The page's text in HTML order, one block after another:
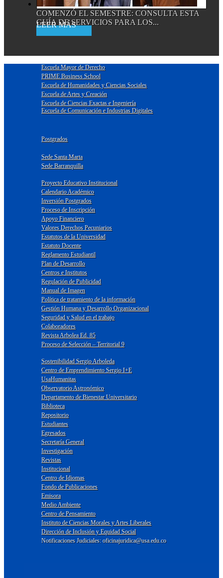
COMENZÓ EL SEMESTRE: CONSULTA ESTA
GUÍA DE SERVICIOS PARA LOS...
Escuela Mayor de Derecho
PRIME Business School
Escuela de Humanidades y Ciencias Sociales
Escuela de Artes y Creación
Escuela de Ciencias Exactas e Ingeniería
Escuela de Comunicación e Industrias Digitales
Postgrados
Sede Santa Marta
Sede Barranquilla
Proyecto Educativo Institucional
Calendario Académico
Inversión Postgrados
Proceso de Inscripción
Apoyo Financiero
Valores Derechos Pecuniarios
Estatutos de la Universidad
Estatuto Docente
Reglamento Estudiantil
Plan de Desarrollo
Centros e Institutos
Regulación de Publicidad
Manual de Imagen
Política de tratamiento de la información
Gestión Humana y Desarrollo Organizacional
Seguridad y Salud en el trabajo
Colaboradores
Revista Arbolea Ed. 85
Proceso de Selección – Territorial 9
Sostenibilidad Sergio Arboleda
Centro de Emprendimiento Sergio I+E
UsaHumanitas
Observatorio Astronómico
Departamento de Bienestar Universitario
Biblioteca
Repositorio
Estudiantes
Egresados
Secretaría General
Investigación
Revistas
Institucional
Centro de Idiomas
Fondo de Publicaciones
Emisora
Medio Ambiente
Centro de Pensamiento
Instituto de Ciencias Morales y Artes Liberales
Dirección de Inclusión y Equidad Social
Notificaciones Judiciales: oficinajuridica@usa.edu.co